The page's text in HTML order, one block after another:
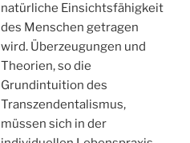
natürliche Einsichtsfähigkeit
des Menschen getragen
wird. Überzeugungen und
Theorien, so die
Grundintuition des
Transzendentalismus,
müssen sich in der